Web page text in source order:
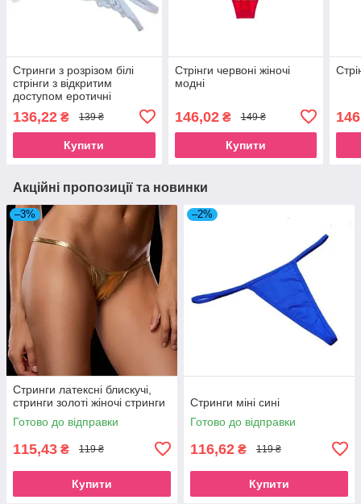
Стринги з розрізом білі
стрінги з відкритим
доступом еротичні
136,22 ₴ 139 ₴
Купити
Стрінги червоні жіночі
модні
146,02₴ 149 ₴
Купити
Акційні пропозиції та новинки
–3%
Стринги латексні блискучі,
стринги золоті жіночі стринги
Готово до відправки
115,43 ₴ 119 ₴
Купити
–2%
Стринги міні сині
Готово до відправки
116,62 ₴ 119 ₴
Купити